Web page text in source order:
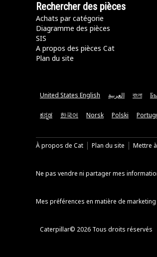
Rechercher des pièces
Achats par catégorie
Diagramme des pièces
SIS
A propos des pièces Cat
Plan du site
United States English العربية বাংলা
ಕನ್ನಡ 한국어 Norsk Polski
À propos de Cat Plan du site Mettre
Ne pas vendre ni partager mes
Mes préférences en matière de marketing
Caterpillar© 2026 Tous droits réservés